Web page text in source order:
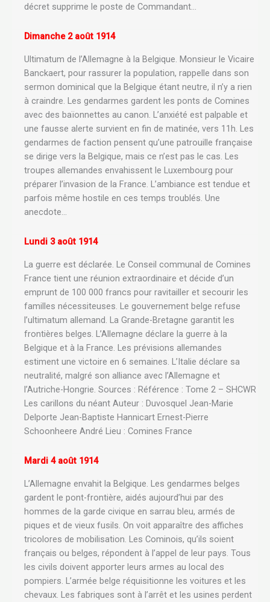
décret supprime le poste de Commandant…
Dimanche 2 août 1914
Ultimatum de l’Allemagne à la Belgique. Monsieur le Vicaire
Banckaert, pour rassurer la population, rappelle dans son
sermon dominical que la Belgique étant neutre, il n’y a rien
à craindre. Les gendarmes gardent les ponts de Comines
avec des baïonnettes au canon. L’anxiété est palpable et
une fausse alerte survient en fin de matinée, vers 11h. Les
gendarmes de faction pensent qu’une patrouille française
se dirige vers la Belgique, mais ce n’est pas le cas. Les
troupes allemandes envahissent le Luxembourg pour
préparer l’invasion de la France. L’ambiance est tendue et
parfois même hostile en ces temps troublés. Une
anecdote…
Lundi 3 août 1914
La guerre est déclarée. Le Conseil communal de Comines
France tient une réunion extraordinaire et décide d’un
emprunt de 100 000 francs pour ravitailler et secourir les
familles nécessiteuses. Le gouvernement belge refuse
l’ultimatum allemand. La Grande-Bretagne garantit les
frontières belges. L’Allemagne déclare la guerre à la
Belgique et à la France. Les prévisions allemandes
estiment une victoire en 6 semaines. L’Italie déclare sa
neutralité, malgré son alliance avec l’Allemagne et
l’Autriche-Hongrie. Sources : Référence : Tome 2 – SHCWR
Les carillons du néant Auteur : Duvosquel Jean-Marie
Delporte Jean-Baptiste Hannicart Ernest-Pierre
Schoonheere André Lieu : Comines France
Mardi 4 août 1914
L’Allemagne envahit la Belgique. Les gendarmes belges
gardent le pont-frontière, aidés aujourd’hui par des
hommes de la garde civique en sarrau bleu, armés de
piques et de vieux fusils. On voit apparaître des affiches
tricolores de mobilisation. Les Cominois, qu’ils soient
français ou belges, répondent à l’appel de leur pays. Tous
les civils doivent apporter leurs armes au local des
pompiers. L’armée belge réquisitionne les voitures et les
chevaux. Les fabriques sont à l’arrêt et les usines perdent